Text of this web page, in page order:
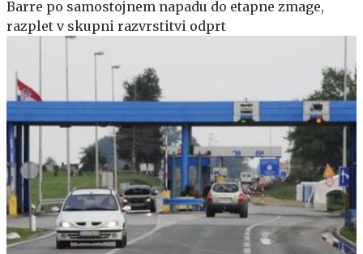
Barre po samostojnem napadu do etapne zmage,
razplet v skupni razvrstitvi odprt